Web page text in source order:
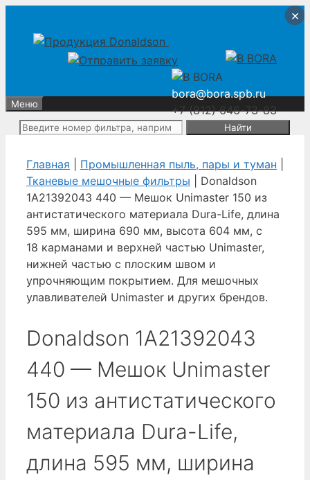
содержимому
содержимому
bora@bora.spb.ru
+7 (812) 646-73-83
Меню
Поиск:
Главная Промышленная пыль, пары и туман
Тканевые мешочные фильтры | Donaldson
1A21392043 440 — Мешок Unimaster 150 из
антистатического материала Dura-Life, длина
595 мм, ширина 690 мм, высота 604 мм, с
18 карманами и верхней частью Unimaster,
нижней частью с плоским швом и
упрочняющим покрытием. Для мешочных
улавливателей Unimaster и других брендов.
Donaldson 1A21392043
440 — Мешок Unimaster
150 из антистатического
материала Dura-Life,
длина 595 мм, ширина
×
×
×
×